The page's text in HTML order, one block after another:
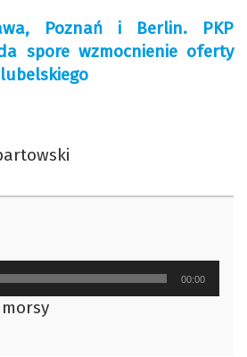
Poznań i Berlin. PKP
spore wzmocnienie oferty
00:00